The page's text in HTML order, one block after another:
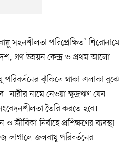
সহনশীলতা পরিপ্রেক্ষিত’ শিরোনামে
গণ উন্নয়ন কেন্দ্র ও প্রথম আলো।
ঝুঁকিতে থাকা এলাকা বুঝে
নারীর নামে নেওয়া ক্ষুদ্রঋণ যেন
তৈরি করতে হবে।
নির্বাহে প্রশিক্ষণের ব্যবস্থা
লাগালে জলবাযু পরিবর্তনের